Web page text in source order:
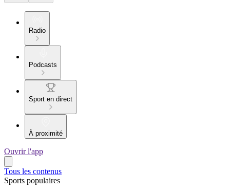
Radio
Podcasts
Sport en direct
À proximité
Ouvrir l'app
Tous les contenus
Sports populaires